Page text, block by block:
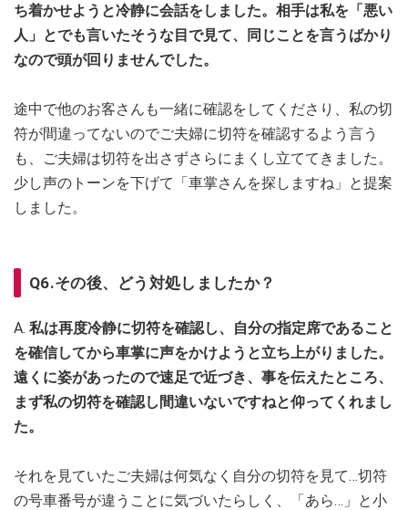
ち着かせようと冷静に会話をしました。相手は私を「悪い
人」とでも言いたそうな目で見て、同じことを言うばかり
なので頭が回りませんでした。
途中で他のお客さんも一緒に確認をしてくださり、私の切
符が間違ってないのでご夫婦に切符を確認するよう言う
も、ご夫婦は切符を出さずさらにまくし立ててきました。
少し声のトーンを下げて「車掌さんを探しますね」と提案
しました。
Q6.その後、どう対処しましたか？
A. 私は再度冷静に切符を確認し、自分の指定席であること
を確信してから車掌に声をかけようと立ち上がりました。
遠くに姿があったので速足で近づき、事を伝えたところ、
まず私の切符を確認し間違いないですねと仰ってくれまし
た。
それを見ていたご夫婦は何気なく自分の切符を見て…切符
の号車番号が違うことに気づいたらしく、「あら…」と小